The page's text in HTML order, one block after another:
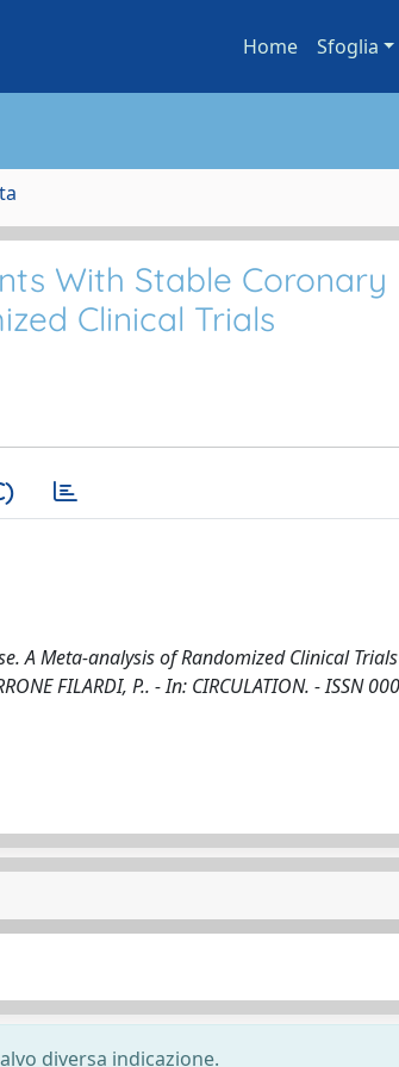
Home Sfoglia
With Stable Coronary
Clinical Trials
A Meta-analysis of Randomized Clinical
FILARDI, P.. - In: CIRCULATION. - ISSN
diversa indicazione.